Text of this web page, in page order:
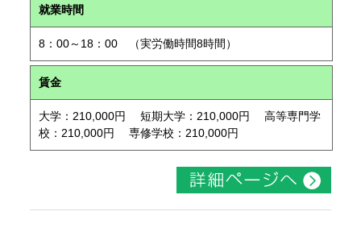
就業時間
8：00～18：00 （実労働時間8時間）
賃金
大学：210,000円 短期大学：210,000円 高等専門学
校：210,000円 専修学校：210,000円